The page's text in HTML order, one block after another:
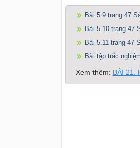
Bài 5.9 trang 47
Bài 5.10 trang 47
Bài 5.11 trang 47
Bài tập trắc
Xem thêm: BÀI 21.